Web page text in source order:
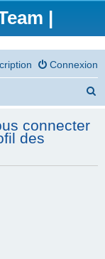
|
Connexion
connecter
des